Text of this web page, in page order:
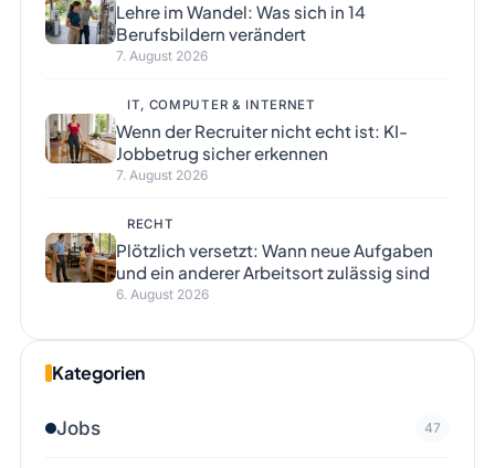
Lehre im Wandel: Was sich in 14
Berufsbildern verändert
7. August 2026
IT, COMPUTER & INTERNET
Wenn der Recruiter nicht echt ist: KI-
Jobbetrug sicher erkennen
7. August 2026
RECHT
Plötzlich versetzt: Wann neue Aufgaben
und ein anderer Arbeitsort zulässig sind
6. August 2026
Kategorien
Jobs 47